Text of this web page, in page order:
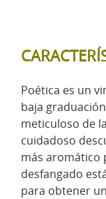
Poética es un
baja
meticuloso de
cuidadoso
más aromático
desfangado
para obtener